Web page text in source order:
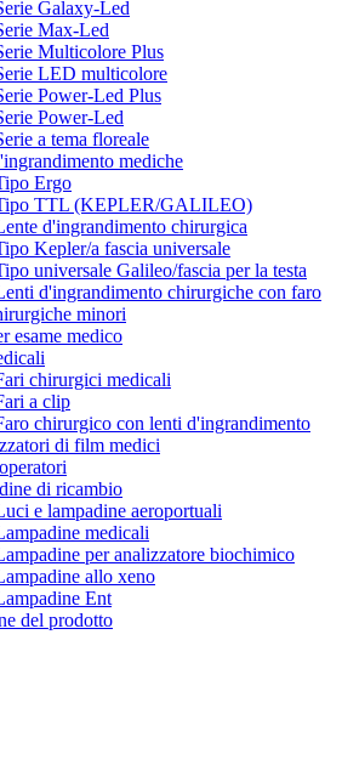
Galaxy-Led
Max-Led
Multicolore Plus
LED multicolore
Power-Led Plus
Power-Led
a tema floreale
mediche
Ergo
TTL (KEPLER/GALILEO)
d'ingrandimento chirurgica
Kepler/a fascia universale
universale Galileo/fascia per la testa
d'ingrandimento chirurgiche con faro
minori
esame medico
chirurgici medicali
a clip
chirurgico con lenti d'ingrandimento
di film medici
di ricambio
e lampadine aeroportuali
medicali
per analizzatore biochimico
allo xeno
Ent
del prodotto